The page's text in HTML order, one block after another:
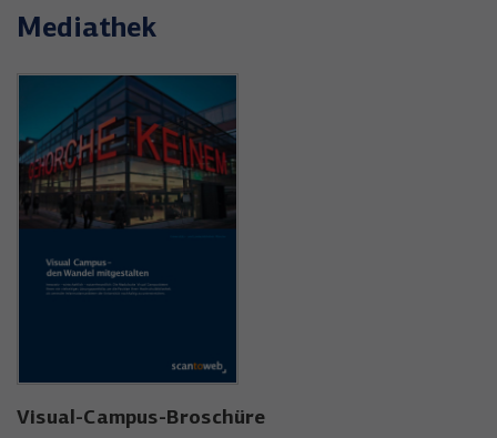
Mediathek
Visual-Campus-Broschüre